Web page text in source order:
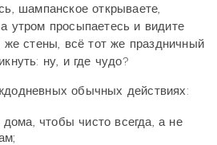
шампанское открываете,
утром просыпаетесь и видите
стены, всё тот же праздничный
ну, и где чудо?
обычных действиях:
чтобы чисто всегда, а не